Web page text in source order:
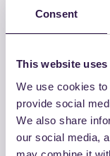
Consent
This website
We use cookies
provide social
We also share
our social media,